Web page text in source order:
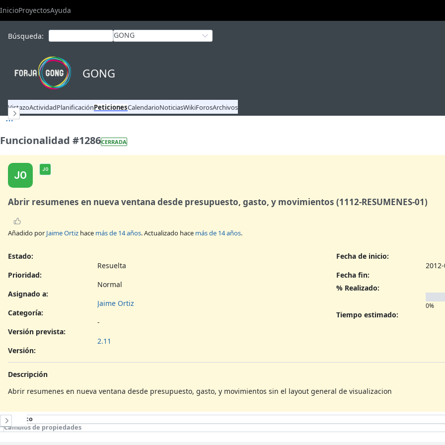
InicioProyectosAyuda
Búsqueda: GONG
GONG
VistazoActividadPlanificaciónPeticionesCalendarioNoticiasWikiForosArchivos
Funcionalidad #1286CERRADA
JO JO
Abrir resumenes en nueva ventana desde presupuesto, gasto, y movimientos (1112-RESUMENES-01)
Añadido porJaime Ortiz hace más de 14 años. Actualizado hace más de 14 años.
Estado:
Resuelta
Prioridad:
Normal
Asignado a:
Jaime Ortiz
Categoría:
-
Versión prevista:
2.11
Fecha de inicio:
Fecha fin:
% Realizado:
0%
Tiempo estimado:
Versión:
Descripción
Abrir resumenes en nueva ventana desde presupuesto, gasto, y movimientos sin el layout general de visualizacion
Histórico
Cambios de propiedades